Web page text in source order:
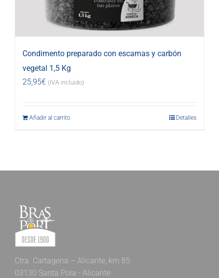
Condimento preparado con escamas y carbón
vegetal 1,5 Kg
25,95€ (IVA incluido)
Añadir al carrito Detalles
Ctra. Cartagena – Alicante, km 85
03130 Santa Pola - Alicante